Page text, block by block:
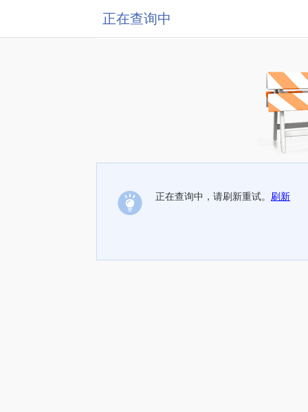
正在查询中
正在查询中，请刷新重试。 刷新